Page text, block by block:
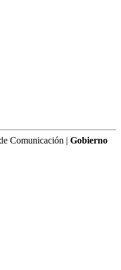
Comunicación | Gobierno